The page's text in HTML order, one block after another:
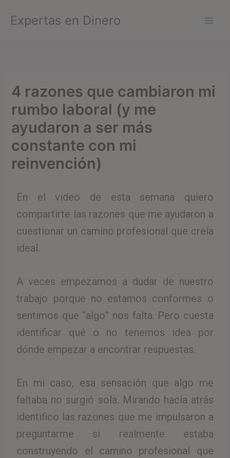
contenido
Expertas en Dinero
4 razones que cambiaron mi
rumbo laboral (y me
ayudaron a ser más
constante con mi
reinvención)
En el video de esta semana quiero
compartirte las razones que me ayudaron a
cuestionar un camino profesional que creía
ideal.
A veces empezamos a dudar de nuestro
trabajo porque no estamos conformes o
sentimos que “algo” nos falta. Pero cuesta
identificar qué o no tenemos idea por
dónde empezar a encontrar respuestas.
En mi caso, esa sensación que algo me
faltaba no surgió sola. Mirando hacia atrás
identifico las razones que me impulsaron a
preguntarme si realmente estaba
construyendo el camino profesional que